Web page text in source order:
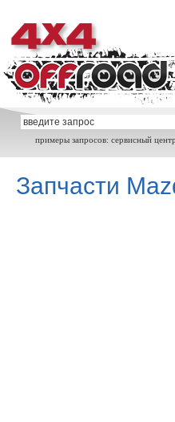
примеры запросов: сервисный
Запчасти